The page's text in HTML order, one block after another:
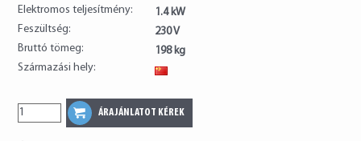
Elektromos teljesítmény:
1.4 kW
Feszültség:
230 V
Bruttó tömeg:
198 kg
Származási hely: